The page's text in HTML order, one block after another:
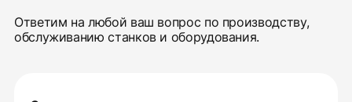
Ответим на любой ваш вопрос по производству,
обслуживанию станков и оборудования.